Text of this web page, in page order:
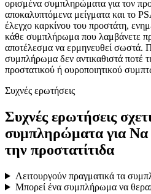
ορισμένα συμπληρώματα για τον
αποκαλυπτόμενα μείγματα και το
έλεγχο καρκίνου του προστάτη,
κάθε συμπλήρωμα που λαμβάνετε
αποτέλεσμα να ερμηνευθεί σωστά.
συμπλήρωμα δεν αντικαθιστά ποτέ
προστατικού ή ουροποιητικού
Συχνές ερωτήσεις
Συχνές ερωτήσεις
συμπληρώματα για Να
την προστατίτιδα
Λειτουργούν πραγματικά τα
Μπορεί ένα συμπλήρωμα να